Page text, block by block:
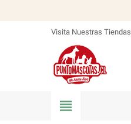
Visita Nuestras Tiendas
view_headline